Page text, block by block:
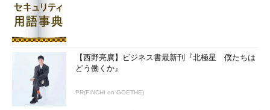
【西野亮廣】ビジネス書最新刊『北極星 僕たちは
どう働くか』
PR(FINCHI on GOETHE)